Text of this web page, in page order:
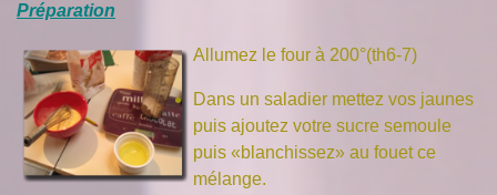
Préparation
Allumez le four à 200°(th6-7)
Dans un saladier mettez vos jaunes
puis ajoutez votre sucre semoule
puis «blanchissez» au fouet ce
mélange.